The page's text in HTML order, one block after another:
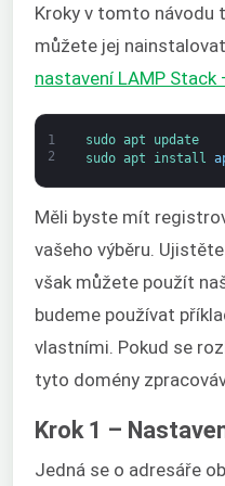
Kroky v tomto návodu
můžete jej
nastavení LAMP Stack
1
2
sudo apt
update
sudo apt install
Měli byste mít
vašeho výběru.
však můžete použít
budeme používat
vlastními. Pokud se
tyto domény
Krok 1 –
Jedná se o adresáře